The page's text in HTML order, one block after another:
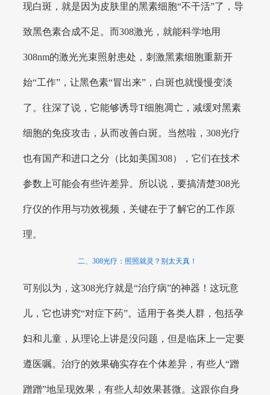
现白斑，就是因为皮肤里的黑素细胞“不干活”了，导
致黑色素合成不足。而308激光，就能科学地用
308nm的激光光束照射患处，刺激黑素细胞重新开
始“工作”，让黑色素“冒出来”，白斑也就慢慢变淡
了。往深了说，它能够诱导T细胞凋亡，减缓对黑素
细胞的免疫攻击，从而改善白斑。当然啦，308光疗
也有国产和进口之分（比如美国308），它们在技术
参数上可能会有些许差异。所以说，要搞清楚308光
疗仪的作用与功效视频，关键在于了解它的工作原
理。
二、308光疗：照照就灵？别太天真！
可别以为，这308光疗就是“治疗病”的神器！这玩意
儿，它也讲究“对症下药”。适用于各类人群，包括孕
妇和儿童，从理论上讲是没问题，但是临床上一定要
遵医嘱。治疗的效果确实存在个体差异，有些人“蹭
蹭蹭”地呈现效果，有些人却效果甚微。这跟你自身